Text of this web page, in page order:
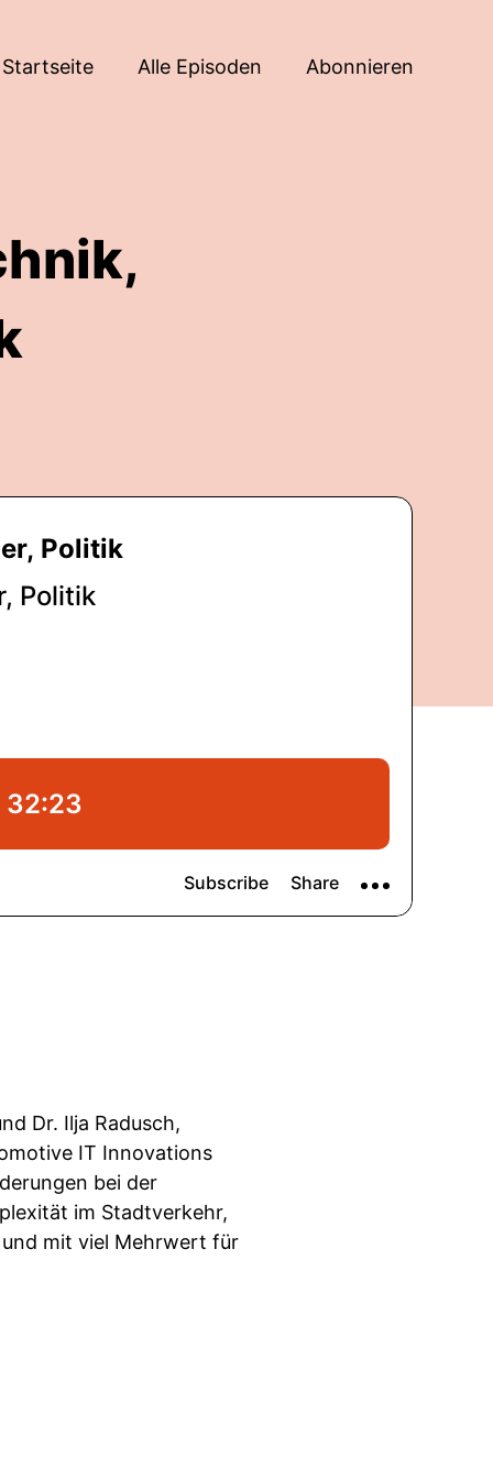
Startseite Alle Episoden Abonnieren
Dr. Ilja Radusch,
IT Innovations
bei der
im Stadtverkehr,
und mit viel Mehrwert für